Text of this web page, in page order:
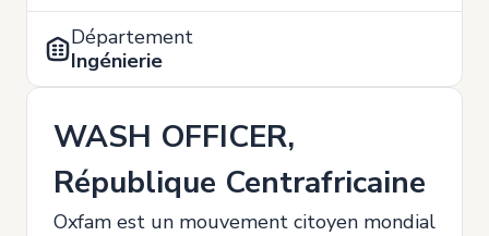
Département
Ingénierie
WASH OFFICER,
République Centrafricaine
Oxfam est un mouvement citoyen mondial